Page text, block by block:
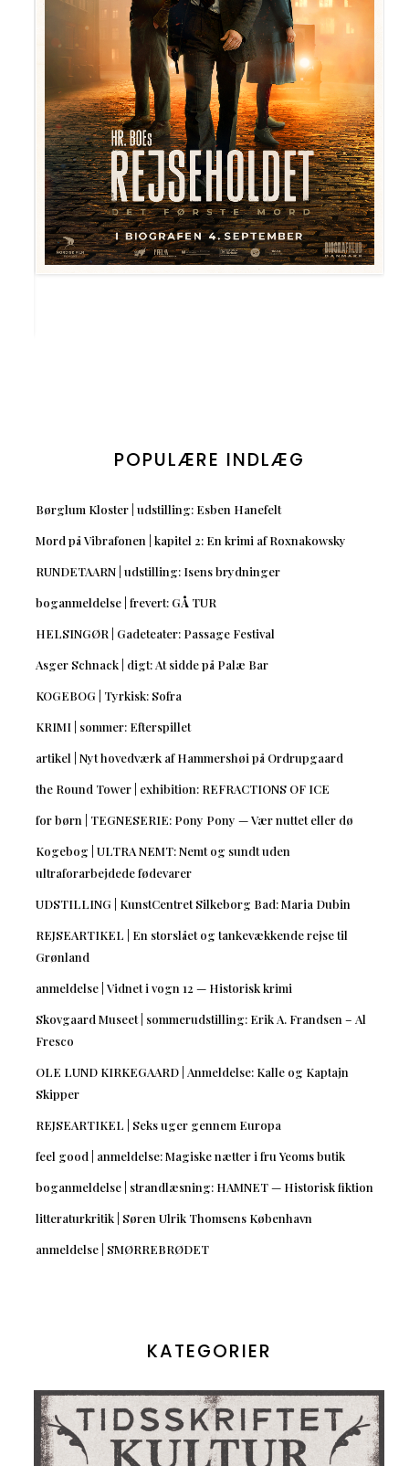
POPULÆRE INDLÆG
Børglum Kloster | udstilling: Esben Hanefelt
Mord på Vibrafonen | kapitel 2: En krimi af Roxnakowsky
RUNDETAARN | udstilling: Isens brydninger
boganmeldelse | frevert: GÅ TUR
HELSINGØR | Gadeteater: Passage Festival
Asger Schnack | digt: At sidde på Palæ Bar
KOGEBOG | Tyrkisk: Sofra
KRIMI | sommer: Efterspillet
artikel | Nyt hovedværk af Hammershøi på Ordrupgaard
the Round Tower | exhibition: REFRACTIONS OF ICE
for børn | TEGNESERIE: Pony Pony — Vær nuttet eller dø
Kogebog | ULTRA NEMT: Nemt og sundt uden
ultraforarbejdede fødevarer
UDSTILLING | KunstCentret Silkeborg Bad: Maria Dubin
REJSEARTIKEL | En storslået og tankevækkende rejse til
Grønland
anmeldelse | Vidnet i vogn 12 — Historisk krimi
Skovgaard Museet | sommerudstilling: Erik A. Frandsen – Al
Fresco
OLE LUND KIRKEGAARD | Anmeldelse: Kalle og Kaptajn
Skipper
REJSEARTIKEL | Seks uger gennem Europa
feel good | anmeldelse: Magiske nætter i fru Yeoms butik
boganmeldelse | strandlæsning: HAMNET — Historisk fiktion
litteraturkritik | Søren Ulrik Thomsens København
anmeldelse | SMØRREBRØDET
KATEGORIER